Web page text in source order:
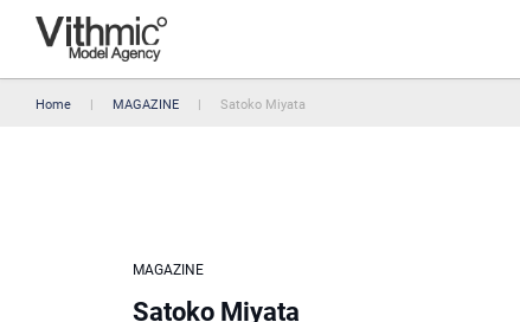
Home MAGAZINE Satoko Miyata
MAGAZINE
Satoko Miyata